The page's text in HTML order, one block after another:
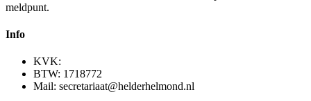
meldpunt.
Info
KVK:
BTW: 1718772
Mail: secretariaat@helderhelmond.nl